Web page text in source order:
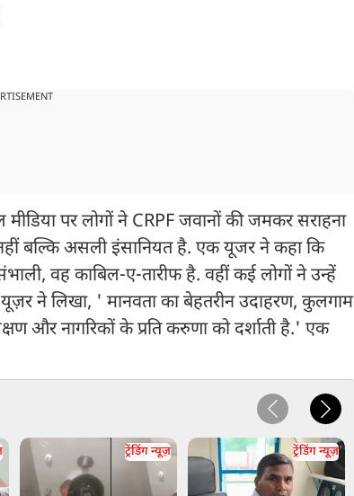
पर लोगों ने CRPF जवानों की जमकर सराहना
बल्कि असली इंसानियत है. एक यूजर ने कहा कि
वह काबिल-ए-तारीफ है. वहीं कई लोगों ने उन्हें
यूज़र ने लिखा, ' मानवता का बेहतरीन उदाहरण, कुलगाम
और नागरिकों के प्रति करुणा को दर्शाती है.' एक
ट्रेंडिंग न्यूज़ ट्रेंडिंग न्यूज़